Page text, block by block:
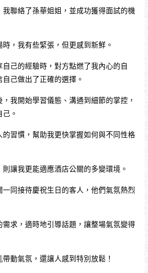
我聯絡了孫華姐姐，並成功獲得面試的機
，我有些緊張，但更感到新鮮。
自己的經驗時，對方點燃了我內心的自
己做出了正確的選擇。
我開始學習儀態、溝通到細節的掌控，
。
的習慣，幫助我更快掌握如何與不同性格
讓我更能適應酒店公關的多變環境。
同接待慶祝生日的客人，他們氣氛熱烈
需求，適時地引導話題，讓整場氣氛變得
動氣氛，還讓人感到特別放鬆！